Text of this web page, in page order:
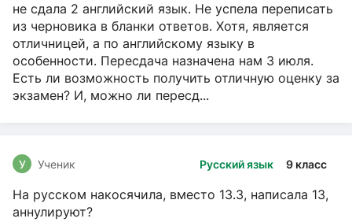
не сдала 2 английский язык. Не успела переписать
из черновика в бланки ответов. Хотя, является
отличницей, а по английскому языку в
особенности. Пересдача назначена нам 3 июля.
Есть ли возможность получить отличную оценку за
экзамен? И, можно ли пересд...
Русский язык 9 класс
У Ученик
На русском накосячила, вместо 13.3, написала 13,
аннулируют?